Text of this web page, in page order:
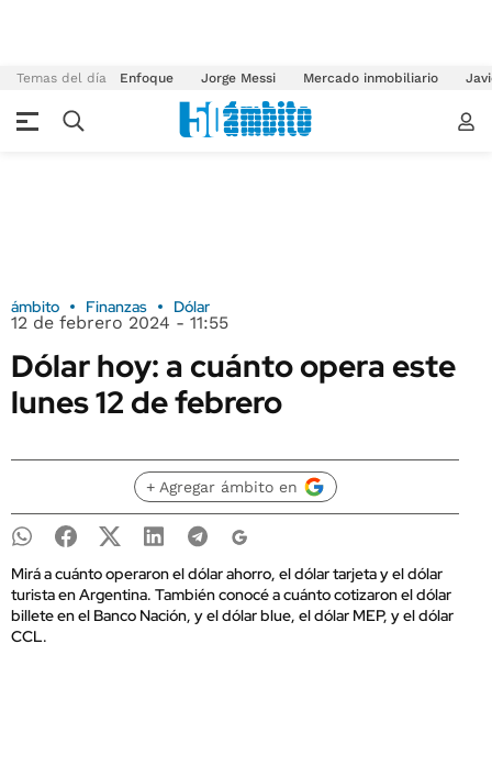
Temas del día Enfoque Jorge Messi Mercado inmobiliario
ámbito Finanzas Dólar
12 de febrero 2024 - 11:55
Dólar hoy: a cuánto opera este
lunes 12 de febrero
+ Agregar ámbito en
Mirá a cuánto operaron el dólar ahorro, el dólar tarjeta y el dólar
turista en Argentina. También conocé a cuánto cotizaron el dólar
billete en el Banco Nación, y el dólar blue, el dólar MEP, y el dólar
CCL.